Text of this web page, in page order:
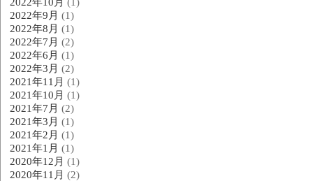
2022年9月 (1)
2022年8月 (1)
2022年7月 (2)
2022年6月 (1)
2022年3月 (2)
2021年11月 (1)
2021年10月 (1)
2021年7月 (2)
2021年3月 (1)
2021年2月 (1)
2021年1月 (1)
2020年12月 (1)
2020年11月 (2)